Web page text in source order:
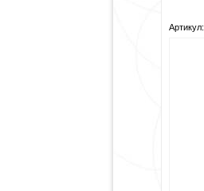
Артикул: